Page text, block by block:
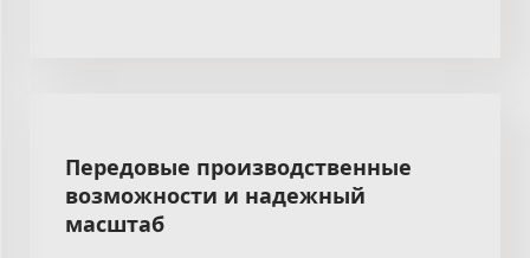
Передовые производственные
возможности и надежный
масштаб